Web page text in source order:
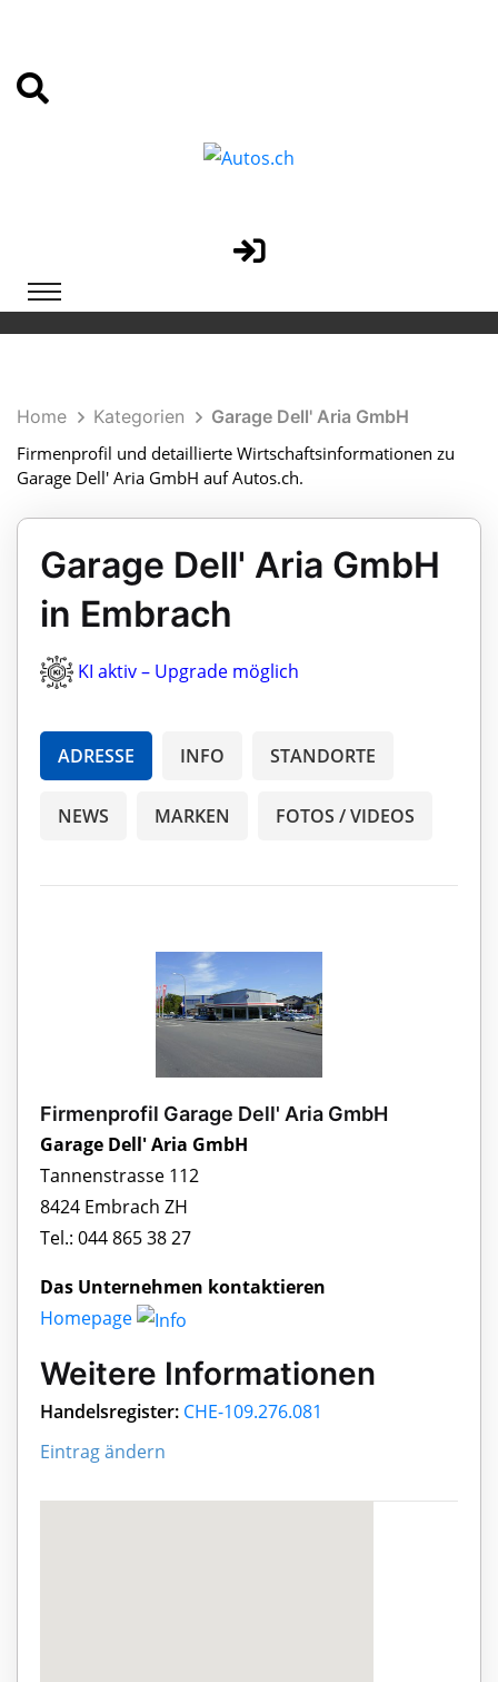
Home Kategorien
Garage Dell' Aria GmbH
Firmenprofil und detaillierte Wirtschaftsinformationen zu
Garage Dell' Aria GmbH auf Autos.ch.
Garage Dell' Aria GmbH
in Embrach
KI aktiv – Upgrade möglich
ADRESSE INFO STANDORTE
NEWS MARKEN FOTOS / VIDEOS
Firmenprofil Garage Dell' Aria GmbH
Garage Dell' Aria GmbH
Tannenstrasse 112
8424 Embrach ZH
Tel.: 044 865 38 27
Das Unternehmen kontaktieren
Homepage
Weitere Informationen
Handelsregister: CHE-109.276.081
Eintrag ändern